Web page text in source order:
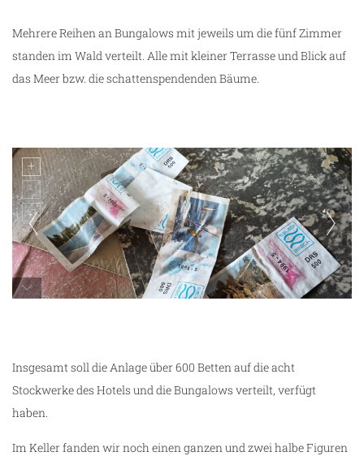
Mehrere Reihen an Bungalows mit jeweils um die fünf Zimmer
standen im Wald verteilt. Alle mit kleiner Terrasse und Blick auf
das Meer bzw. die schattenspendenden Bäume.
Insgesamt soll die Anlage über 600 Betten auf die acht
Stockwerke des Hotels und die Bungalows verteilt, verfügt
haben.
Im Keller fanden wir noch einen ganzen und zwei halbe Figuren